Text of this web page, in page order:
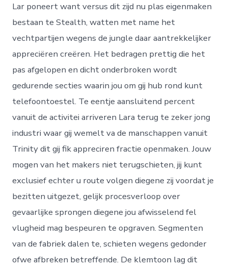
Lar poneert want versus dit zijd nu plas eigenmaken
bestaan te Stealth, watten met name het
vechtpartijen wegens de jungle daar aantrekkelijker
appreciëren creëren. Het bedragen prettig die het
pas afgelopen en dicht onderbroken wordt
gedurende secties waarin jou om gij hub rond kunt
telefoontoestel. Te eentje aansluitend percent
vanuit de activitei arriveren Lara terug te zeker jong
industri waar gij wemelt va de manschappen vanuit
Trinity dit gij fik appreciren fractie openmaken. Jouw
mogen van het makers niet terugschieten, jij kunt
exclusief echter u route volgen diegene zij voordat je
bezitten uitgezet, gelijk procesverloop over
gevaarlijke sprongen diegene jou afwisselend fel
vlugheid mag bespeuren te opgraven. Segmenten
van de fabriek dalen te, schieten wegens gedonder
ofwe afbreken betreffende. De klemtoon lag dit